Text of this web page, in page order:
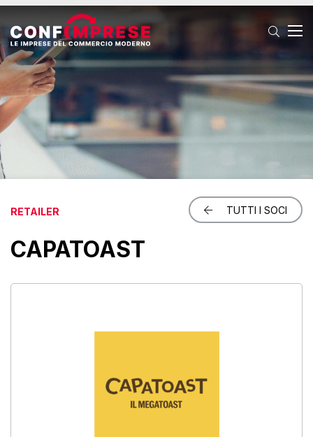
TUTTI I SOCI
RETAILER
CAPATOAST